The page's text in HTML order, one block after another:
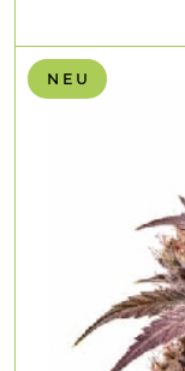
N E U